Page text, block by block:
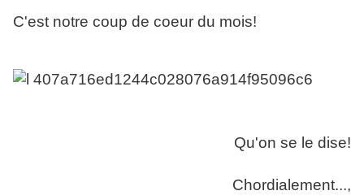
C'est notre coup de coeur du mois!
Qu'on se le dise!
Chordialement...,